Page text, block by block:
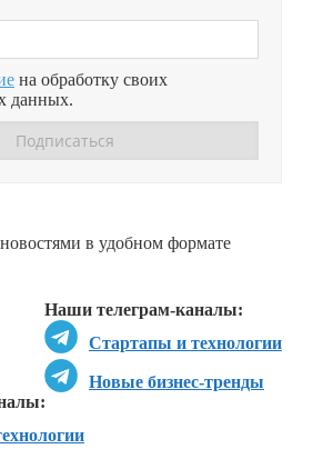
на обработку своих
данных.
в удобном формате
Наши телеграм-каналы:
Стартапы и технологии
Новые бизнес-тренды